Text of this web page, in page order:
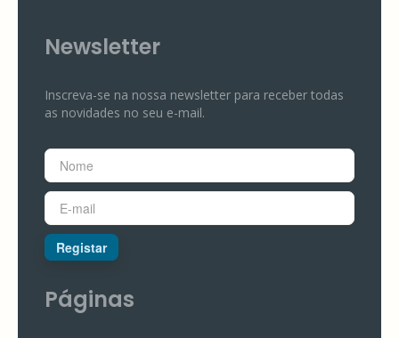
Newsletter
Inscreva-se na nossa newsletter para receber todas
as novidades no seu e-mail.
Registar
Páginas